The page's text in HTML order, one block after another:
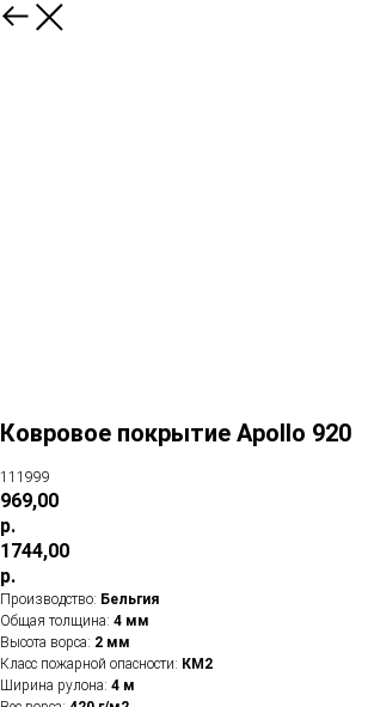
Ковровое покрытие Apollo 920
111999
969,00
р.
1744,00
р.
Производство: Бельгия
Общая толщина: 4 мм
Высота ворса: 2 мм
Класс пожарной опасности: КМ2
Ширина рулона: 4 м